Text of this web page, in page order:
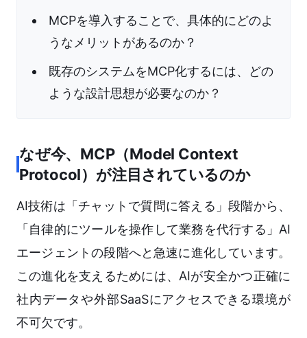
MCPを導入することで、具体的にどのよ
うなメリットがあるのか？
既存のシステムをMCP化するには、どの
ような設計思想が必要なのか？
なぜ今、MCP（Model Context
Protocol）が注目されているのか
AI技術は「チャットで質問に答える」段階から、
「自律的にツールを操作して業務を代行する」AI
エージェントの段階へと急速に進化しています。
この進化を支えるためには、AIが安全かつ正確に
社内データや外部SaaSにアクセスできる環境が
不可欠です。